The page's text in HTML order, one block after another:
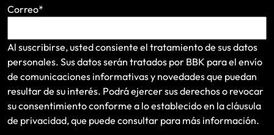
Correo*
Al suscribirse, usted consiente el tratamiento de sus datos
personales. Sus datos serán tratados por BBK para el envío
de comunicaciones informativas y novedades que puedan
resultar de su interés. Podrá ejercer sus derechos o revocar
su consentimiento conforme a lo establecido en lacláusula
de privacidad, que puede consultar para más información.